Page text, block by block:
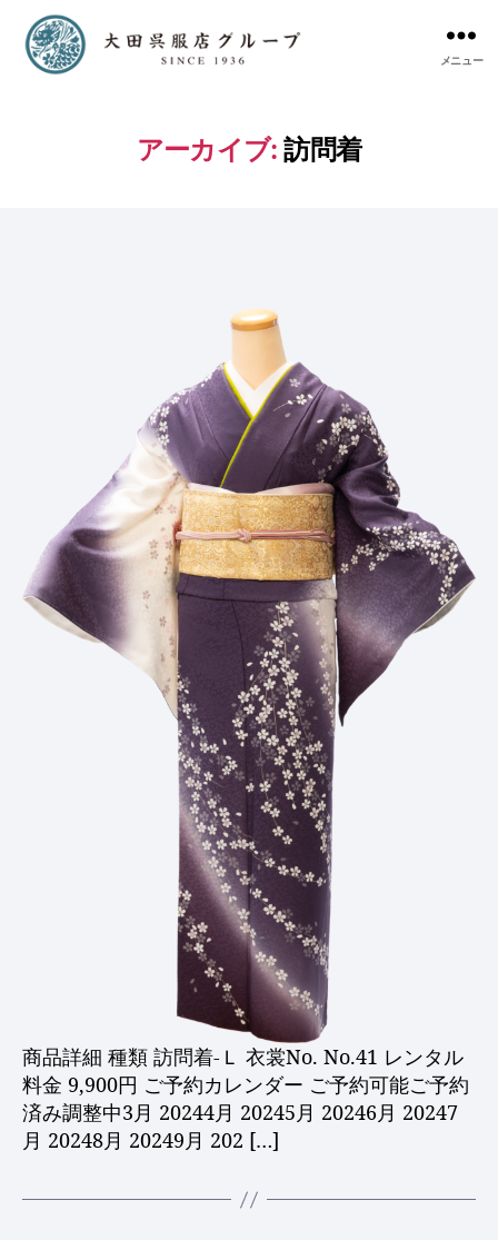
メニュー
アーカイブ:訪問着
商品詳細 種類 訪問着-Ｌ 衣裳No. No.41 レンタル
料金 9,900円 ご予約カレンダー ご予約可能ご予約
済み調整中3月 20244月 20245月 20246月 20247
月 20248月 20249月 202 […]